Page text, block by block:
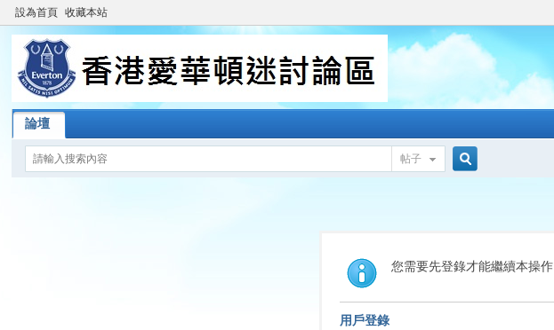
設為首頁 收藏本站
論壇
帖子
索
您需要先登錄才能繼續本操作
用戶登錄